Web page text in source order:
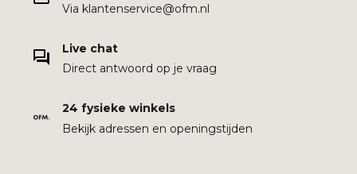
Via klantenservice@ofm.nl
Live chat
Direct antwoord op je vraag
24 fysieke winkels
Bekijk adressen en openingstijden